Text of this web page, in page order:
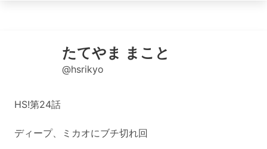
たてやま まこと
@hsrikyo
HS!第24話
ディープ、ミカオにブチ切れ回